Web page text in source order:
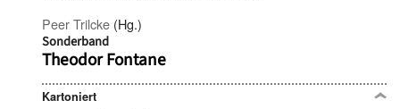
Peer Trilcke (Hg.)
Sonderband
Theodor Fontane
Kartoniert